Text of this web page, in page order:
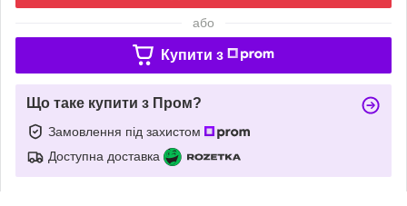
або
Купити з
Що таке купити з Пром?
Замовлення під захистом
Доступна доставка